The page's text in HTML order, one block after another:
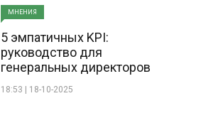
МНЕНИЯ
5 эмпатичных KPI:
руководство для
генеральных директоров
18:53 | 18-10-2025